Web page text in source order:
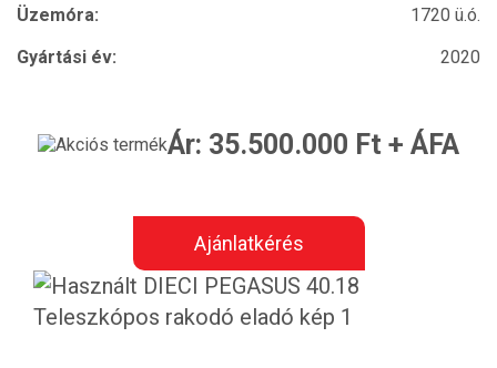
Üzemóra:
1720 ü.ó.
Gyártási év:
2020
Ár: 35.500.000 Ft + ÁFA
Ajánlatkérés